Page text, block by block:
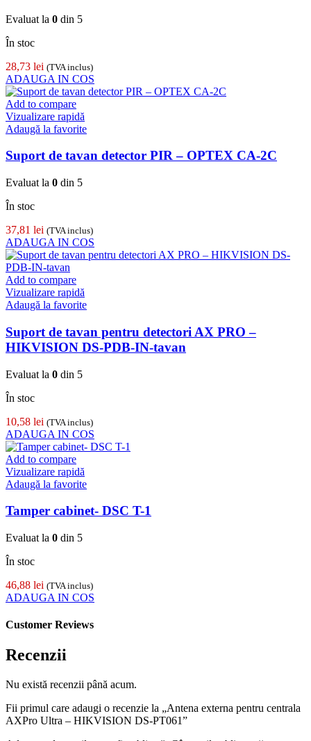
Evaluat la 0 din 5
În stoc
28,73 lei (TVA inclus)
ADAUGA IN COS
Add to compare
Vizualizare rapidă
Adaugă la favorite
Suport de tavan detector PIR – OPTEX CA-2C
Evaluat la 0 din 5
În stoc
37,81 lei (TVA inclus)
ADAUGA IN COS
Add to compare
Vizualizare rapidă
Adaugă la favorite
Suport de tavan pentru detectori AX PRO –
HIKVISION DS-PDB-IN-tavan
Evaluat la 0 din 5
În stoc
10,58 lei (TVA inclus)
ADAUGA IN COS
Add to compare
Vizualizare rapidă
Adaugă la favorite
Tamper cabinet- DSC T-1
Evaluat la 0 din 5
În stoc
46,88 lei (TVA inclus)
ADAUGA IN COS
Customer Reviews
Recenzii
Nu există recenzii până acum.
Fii primul care adaugi o recenzie la „Antena externa pentru centrala
AXPro Ultra – HIKVISION DS-PT061”